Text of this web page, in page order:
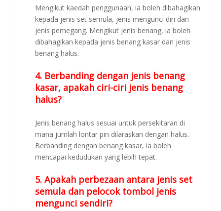
Mengikut kaedah penggunaan, ia boleh dibahagikan
kepada jenis set semula, jenis mengunci diri dan
jenis pemegang. Mengikut jenis benang, ia boleh
dibahagikan kepada jenis benang kasar dan jenis
benang halus.
4. Berbanding dengan jenis benang
kasar, apakah ciri-ciri jenis benang
halus?
Jenis benang halus sesuai untuk persekitaran di
mana jumlah lontar pin dilaraskan dengan halus.
Berbanding dengan benang kasar, ia boleh
mencapai kedudukan yang lebih tepat.
5. Apakah perbezaan antara jenis set
semula dan pelocok tombol jenis
mengunci sendiri?